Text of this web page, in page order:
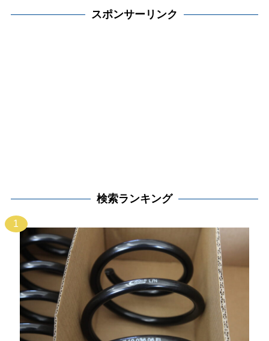
スポンサーリンク
検索ランキング
1